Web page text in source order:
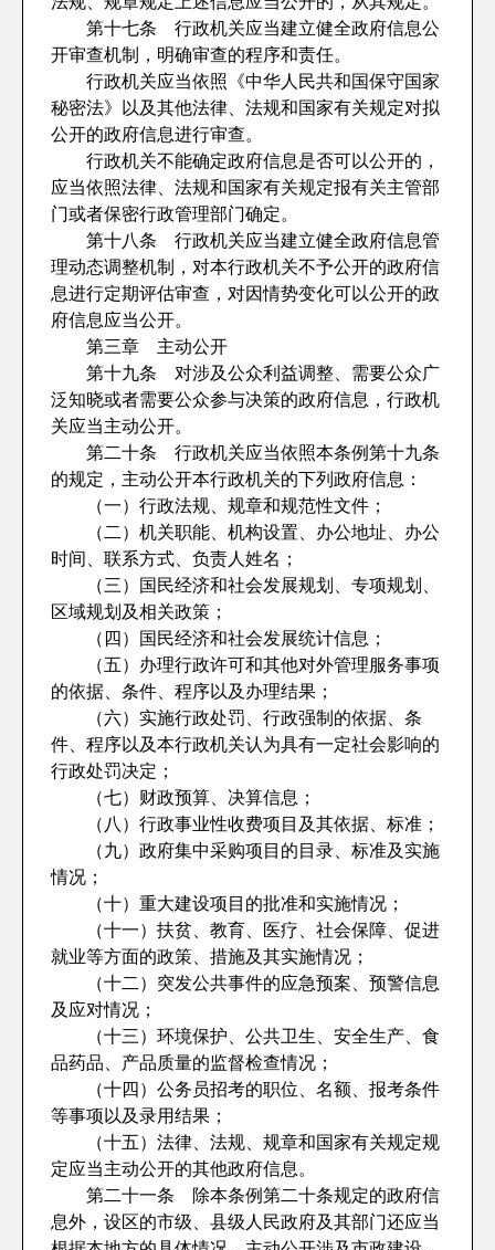
第十七条 行政机关应当建立健全政府信息公
开审查机制，明确审查的程序和责任。
行政机关应当依照《中华人民共和国保守国家
秘密法》以及其他法律、法规和国家有关规定对拟
公开的政府信息进行审查。
行政机关不能确定政府信息是否可以公开的，
应当依照法律、法规和国家有关规定报有关主管部
门或者保密行政管理部门确定。
第十八条 行政机关应当建立健全政府信息管
理动态调整机制，对本行政机关不予公开的政府信
息进行定期评估审查，对因情势变化可以公开的政
府信息应当公开。
第三章 主动公开
第十九条 对涉及公众利益调整、需要公众广
泛知晓或者需要公众参与决策的政府信息，行政机
关应当主动公开。
第二十条 行政机关应当依照本条例第十九条
的规定，主动公开本行政机关的下列政府信息：
（一）行政法规、规章和规范性文件；
（二）机关职能、机构设置、办公地址、办公
时间、联系方式、负责人姓名；
（三）国民经济和社会发展规划、专项规划、
区域规划及相关政策；
（四）国民经济和社会发展统计信息；
（五）办理行政许可和其他对外管理服务事项
的依据、条件、程序以及办理结果；
（六）实施行政处罚、行政强制的依据、条
件、程序以及本行政机关认为具有一定社会影响的
行政处罚决定；
（七）财政预算、决算信息；
（八）行政事业性收费项目及其依据、标准；
（九）政府集中采购项目的目录、标准及实施
情况；
（十）重大建设项目的批准和实施情况；
（十一）扶贫、教育、医疗、社会保障、促进
就业等方面的政策、措施及其实施情况；
（十二）突发公共事件的应急预案、预警信息
及应对情况；
（十三）环境保护、公共卫生、安全生产、食
品药品、产品质量的监督检查情况；
（十四）公务员招考的职位、名额、报考条件
等事项以及录用结果；
（十五）法律、法规、规章和国家有关规定规
定应当主动公开的其他政府信息。
第二十一条 除本条例第二十条规定的政府信
息外，设区的市级、县级人民政府及其部门还应当